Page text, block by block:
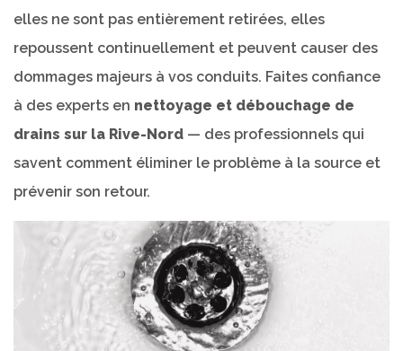
elles ne sont pas entièrement retirées, elles
repoussent continuellement et peuvent causer des
dommages majeurs à vos conduits. Faites confiance
à des experts en nettoyage et débouchage de
drains sur la Rive-Nord — des professionnels qui
savent comment éliminer le problème à la source et
prévenir son retour.